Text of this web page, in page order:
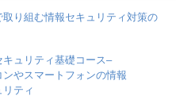
取り組む情報セキュリティ対策の
キュリティ基礎コース–
ンやスマートフォンの情報
リティ